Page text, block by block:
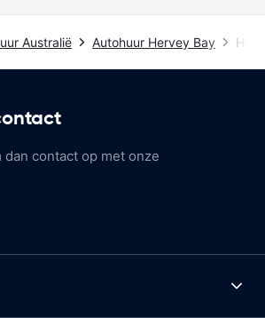
Australië Autohuur Hervey Bay
dan contact op met onze